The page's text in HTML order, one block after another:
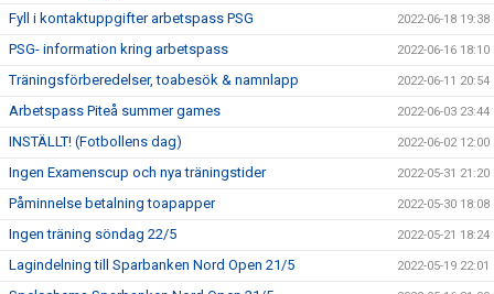
Fyll i kontaktuppgifter arbetspass PSG 2022-06-18 19:38
PSG- information kring arbetspass 2022-06-16 18:10
Träningsförberedelser, toabesök & namnlapp 2022-06-11 20:54
Arbetspass Piteå summer games 2022-06-03 23:44
INSTÄLLT! (Fotbollens dag) 2022-06-02 12:00
Ingen Examenscup och nya träningstider 2022-05-31 21:20
Påminnelse betalning toapapper 2022-05-30 18:08
Ingen träning söndag 22/5 2022-05-21 18:24
Lagindelning till Sparbanken Nord Open 21/5 2022-05-19 22:01